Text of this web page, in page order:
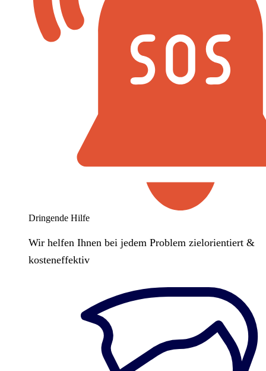
Dringende Hilfe
Wir helfen Ihnen bei jedem Problem zielorientiert &
kosteneffektiv